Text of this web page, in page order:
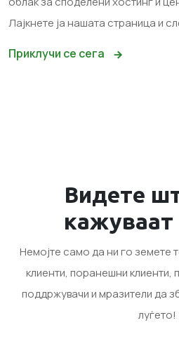
Лајкнете ја нашата страница и
Приклучи се сега
Видете
кажуваат
Немојте само да ни го земете
клиенти, поранешни клиенти,
поддржувачи и мразители да
луѓето!